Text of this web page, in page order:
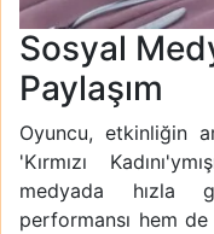
Sosyal
Paylaşım
Oyuncu, etkinliğin
'Kırmızı
medyada hızla
performansı hem